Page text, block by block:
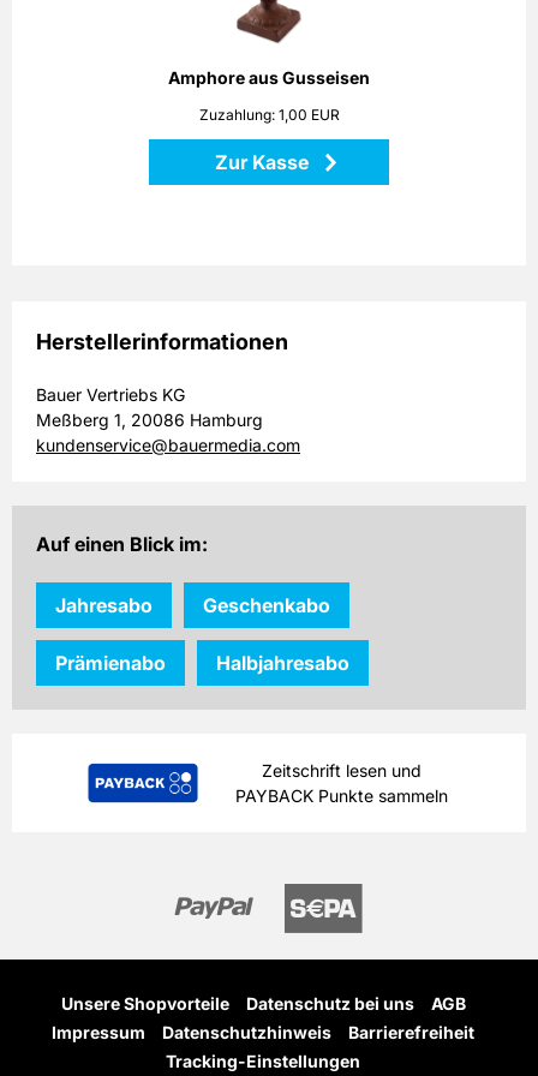
Amphore aus Gusseisen
Zuzahlung: 1,00 EUR
Zur Kasse
Material: Gusseisen
Herstellerinformationen
Bauer Vertriebs KG
Meßberg 1, 20086 Hamburg
kundenservice@bauermedia.com
Auf einen Blick im:
Jahresabo Geschenkabo
Prämienabo Halbjahresabo
Zeitschrift lesen und
PAYBACK Punkte sammeln
Unsere Shopvorteile Datenschutz bei uns
AGB
Impressum
Datenschutzhinweis
Barrierefreiheit
Tracking-Einstellungen